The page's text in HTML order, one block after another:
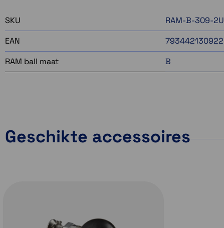
SKU
RAM-B-309-2U
EAN
793442130922
RAM ball maat
B
Geschikte accessoires